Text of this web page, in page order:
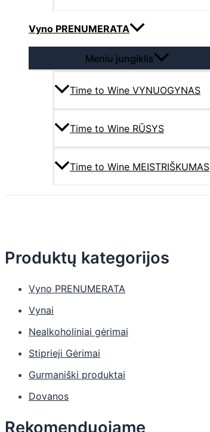
Vyno PRENUMERATA
Meniu jungiklis
Time to Wine VYNUOGYNAS
Time to Wine RŪSYS
Time to Wine MEISTRIŠKUMAS
Produktų kategorijos
Vyno PRENUMERATA
Vynai
Nealkoholiniai gėrimai
Stiprieji Gėrimai
Gurmaniški produktai
Dovanos
Rekomenduojame